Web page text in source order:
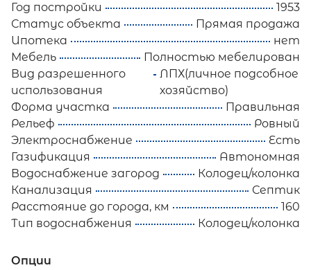
Год постройки
1953
Статус объекта
Прямая продажа
Ипотека
нет
Мебель
Полностью мебелирован
Вид разрешенного
использования
ЛПХ(личное подсобное
хозяйство)
Форма участка
Правильная
Рельеф
Ровный
Электроснабжение
Есть
Газификация
Автономная
Водоснабжение загород
Колодец/колонка
Канализация
Септик
Расстояние до города, км
160
Тип водоснабжения
Колодец/колонка
Опции